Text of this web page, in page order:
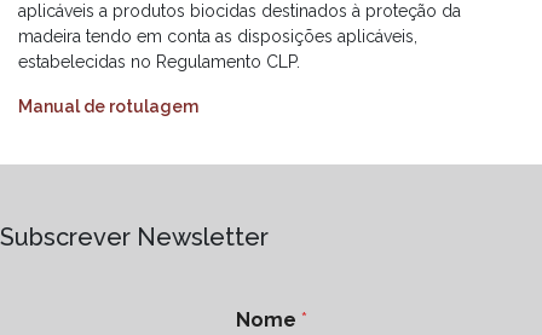
aplicáveis a produtos biocidas destinados à proteção da
madeira tendo em conta as disposições aplicáveis,
estabelecidas no Regulamento CLP.
Manual de rotulagem
Subscrever Newsletter
Nome *